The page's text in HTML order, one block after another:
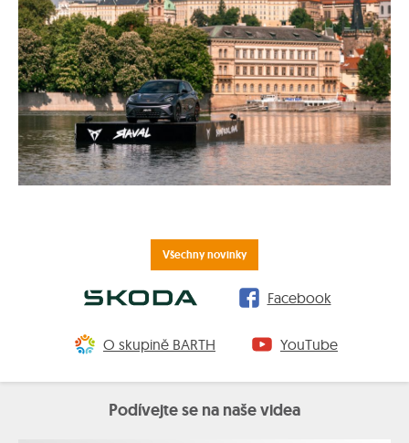
Všechny novinky
Facebook
O skupině BARTH YouTube
Podívejte se na naše videa